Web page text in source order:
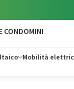
Mobilità
CONDOMINI